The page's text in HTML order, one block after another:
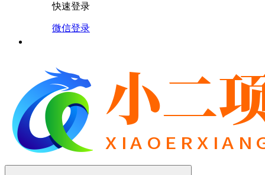
快速登录
微信登录